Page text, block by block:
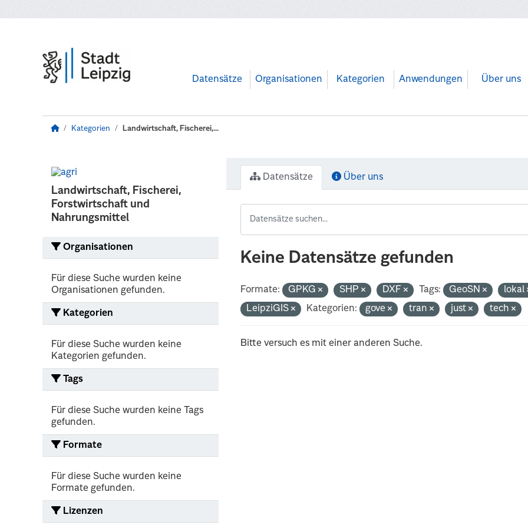
Datensätze Organisationen Kategorien Anwendungen Über uns
Kategorien Landwirtschaft, Fischerei,...
Landwirtschaft, Fischerei,
Forstwirtschaft und
Nahrungsmittel
Organisationen
Für diese Suche wurden keine
Organisationen gefunden.
Kategorien
Für diese Suche wurden keine
Kategorien gefunden.
Tags
Für diese Suche wurden keine Tags
gefunden.
Formate
Für diese Suche wurden keine
Formate gefunden.
Lizenzen
Datensätze Über uns
Keine Datensätze gefunden
Formate: GPKG SHP DXF Tags: GeoSN
lokal
LeipziGIS
Kategorien: gove tran just tech
Bitte versuch es mit einer anderen Suche.